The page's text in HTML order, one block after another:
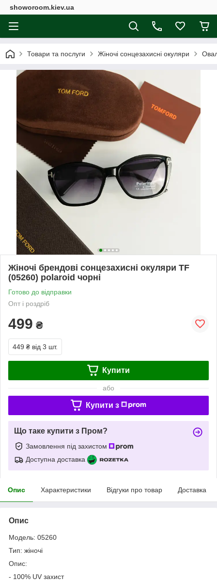
showoroom.kiev.ua
Товари та послуги Жіночі сонцезахисні окуляри
Жіночі брендові сонцезахисні окуляри TF
(05260) polaroid чорні
Готово до відправки
Опт і роздріб
499 ₴
449 ₴ від 3 шт.
Купити
або
Купити з
Що таке купити з Пром?
Замовлення під захистом
Доступна доставка
Опис Характеристики Відгуки про товар Доставка
Опис
Модель: 05260
Тип: жіночі
Опис:
- 100% UV захист